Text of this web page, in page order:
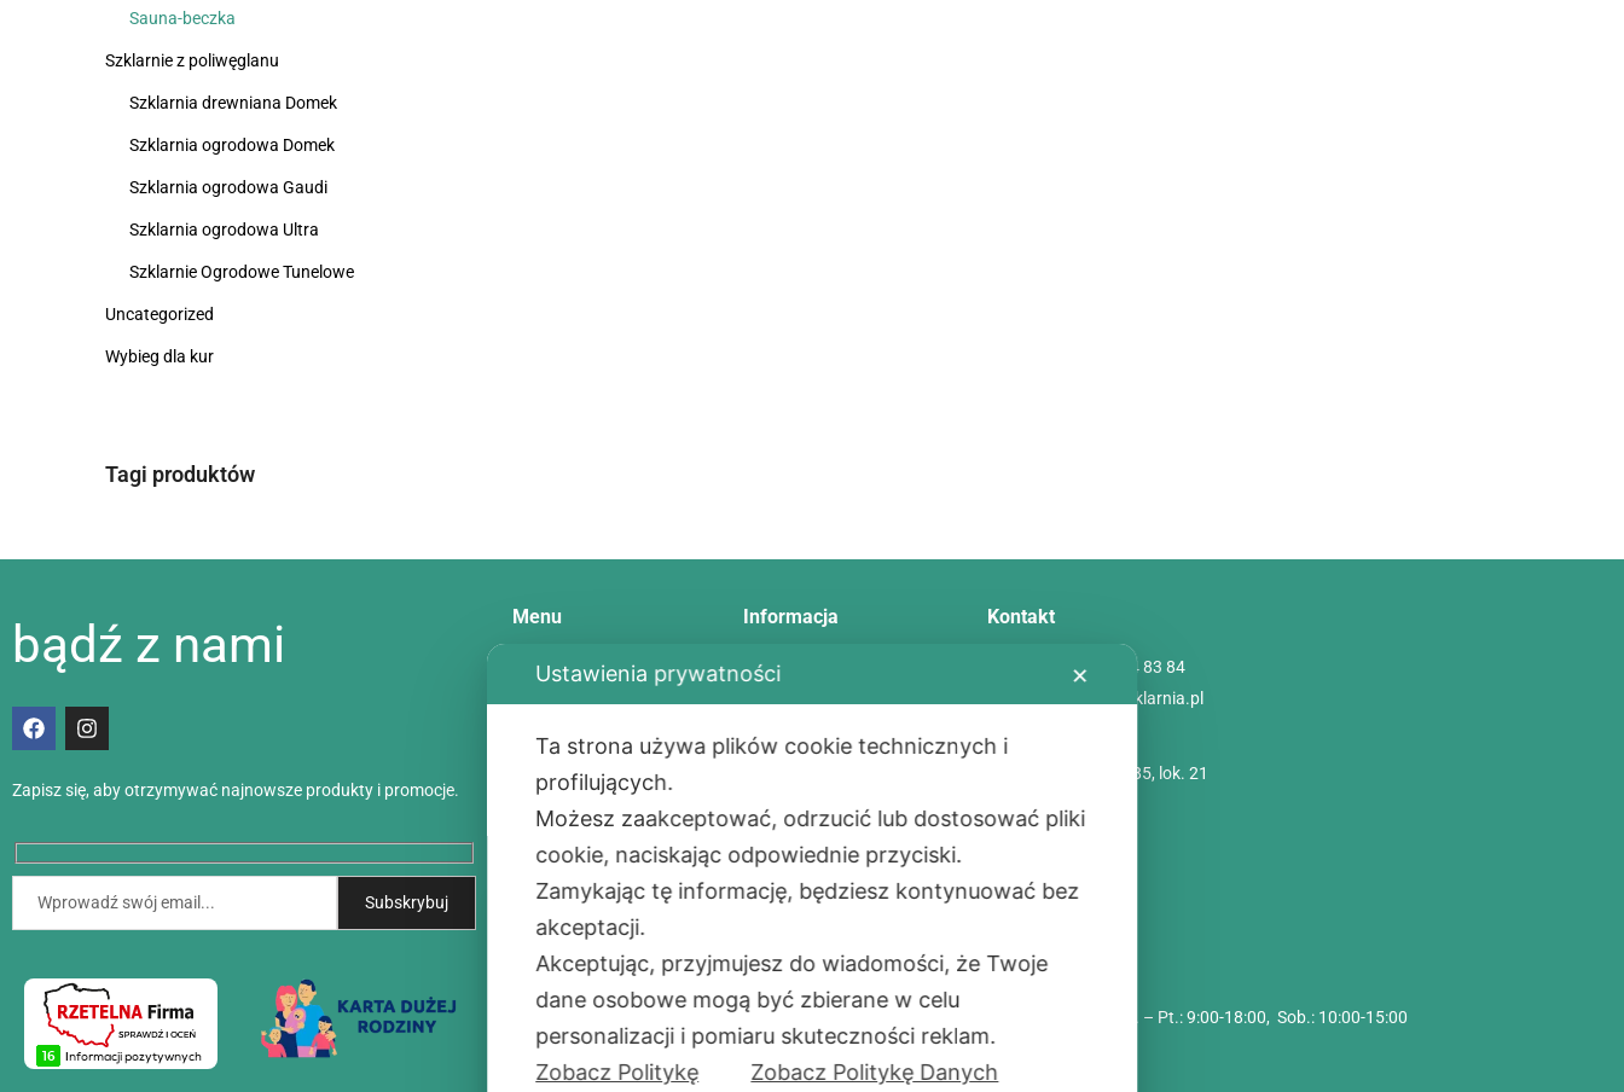
Sauna-beczka
Szklarnie z poliwęglanu
Szklarnia drewniana Domek
Szklarnia ogrodowa Domek
Szklarnia ogrodowa Gaudi
Szklarnia ogrodowa Ultra
Szklarnie Ogrodowe Tunelowe
Uncategorized
Wybieg dla kur
Tagi produktów
bądź z nami
Zapisz się, aby otrzymywać najnowsze produkty i promocje.
Menu
Metody płatności
Aktualności
Kontakt
O nas
Informacja
Zwrot i reklamacja
Montaż
Сzęste pytania
Uwaga: niektóre funkcje strony mogą nie działać
z powodu wybranych przez Ciebie opcji
prywatności.
Kontakt
+48 786 84 83 84
info@poliszklarnia.pl
Adres:
Aleje Jerozolimskie 85, lok. 21
Adres magazynu:
PL
Pon. – Pt.: 9:00-18:00, Sob.: 10:00-15:00
PoliPro SP.Z O. O.
NIP:
Ustawienia prywatności ✕
Ta strona używa plików cookie technicznych i
profilujących.
Możesz zaakceptować, odrzucić lub dostosować pliki
cookie, naciskając odpowiednie przyciski.
Zamykając tę informację, będziesz kontynuować bez
akceptacji.
Akceptując, przyjmujesz do wiadomości, że Twoje
dane osobowe mogą być zbierane w celu
personalizacji i pomiaru skuteczności reklam.
Zobacz Politykę
Zobacz Politykę Danych